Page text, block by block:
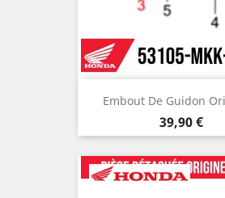
Embout De Guidon
Prix
39,90 €